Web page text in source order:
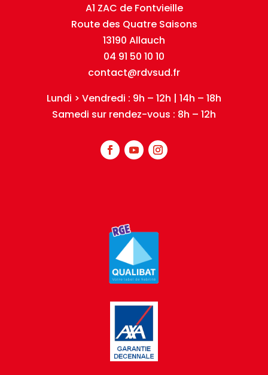
A1 ZAC de Fontvieille
Route des Quatre Saisons
13190 Allauch
04 91 50 10 10
contact@rdvsud.fr
Lundi > Vendredi : 9h – 12h | 14h – 18h
Samedi sur rendez-vous : 8h – 12h